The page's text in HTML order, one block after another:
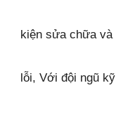
kiện sửa chữa và
lỗi, Với đội ngũ